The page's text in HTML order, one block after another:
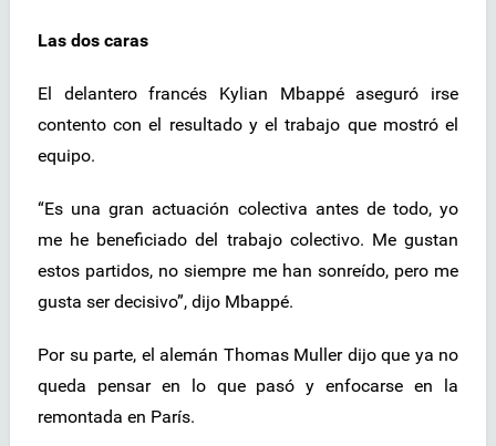
Las dos caras
El delantero francés Kylian Mbappé aseguró irse
contento con el resultado y el trabajo que mostró el
equipo.
“Es una gran actuación colectiva antes de todo, yo
me he beneficiado del trabajo colectivo. Me gustan
estos partidos, no siempre me han sonreído, pero me
gusta ser decisivo”, dijo Mbappé.
Por su parte, el alemán Thomas Muller dijo que ya no
queda pensar en lo que pasó y enfocarse en la
remontada en París.